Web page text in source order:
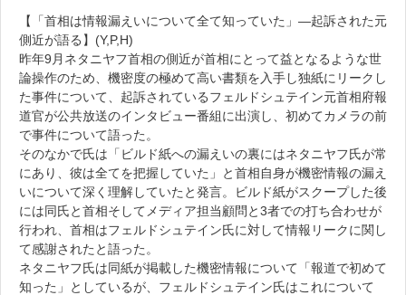
【「首相は情報漏えいについて全て知っていた」―起訴された元
側近が語る】(Y,P,H)
昨年9月ネタニヤフ首相の側近が首相にとって益となるような世
論操作のため、機密度の極めて高い書類を入手し独紙にリークし
た事件について、起訴されているフェルドシュテイン元首相府報
道官が公共放送のインタビュー番組に出演し、初めてカメラの前
で事件について語った。
そのなかで氏は「ビルド紙への漏えいの裏にはネタニヤフ氏が常
にあり、彼は全てを把握していた」と首相自身が機密情報の漏え
いについて深く理解していたと発言。ビルド紙がスクープした後
には同氏と首相そしてメディア担当顧問と3者での打ち合わせが
行われ、首相はフェルドシュテイン氏に対して情報リークに関し
て感謝されたと語った。
ネタニヤフ氏は同紙が掲載した機密情報について「報道で初めて
知った」としているが、フェルドシュテイン氏はこれについて